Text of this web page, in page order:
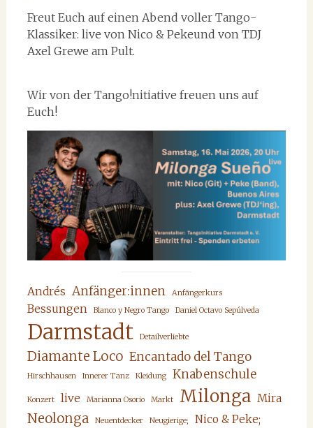
Freut Euch auf einen Abend voller Tango-
Klassiker: live von Nico & Pekeund von TDJ
Axel Grewe am Pult.
Wir von der Tango!nitiative freuen uns auf
Euch!
Andrés Anfänger:innen Anfängerkurs
Bessungen Blanco y Negro Tango Daniel Octavo Sepúlveda
Darmstadt Detailverliebte
Diamante Loco Encantado del Tango
Hirschhausen Innerer Tanz Kleidung Knabenschule
Konzert live Marianna Osorio Markt Milonga Mira
Neolonga Neuentdecker Neugierige; Nico & Peke;